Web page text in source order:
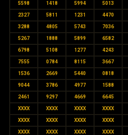
5598 1418 5994 5013
2327 5811 1231 4470
3288 4805 5743 7036
5267 1888 5899 6582
6798 5108 1277 4243
7555 0784 8115 3667
1536 2669 5440 0818
9044 3786 4977 1588
2461 9297 4669 6645
XXXX XXXX XXXX XXXX
XXXX XXXX XXXX XXXX
XXXX XXXX XXXX XXXX